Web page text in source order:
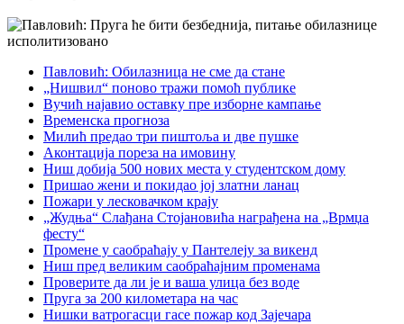
Павловић: Обилазница не сме да стане
„Нишвил“ поново тражи помоћ публике
Вучић најавио оставку пре изборне кампање
Временска прогноза
Милић предао три пиштоља и две пушке
Аконтација пореза на имовину
Ниш добија 500 нових места у студентском дому
Пришао жени и покидао јој златни ланац
Пожари у лесковачком крају
„Жудња“ Слађана Стојановића награђена на „Врмџа
фесту“
Промене у саобраћају у Пантелеју за викенд
Ниш пред великим саобраћајним променама
Проверите да ли је и ваша улица без воде
Пруга за 200 километара на час
Нишки ватрогасци гасе пожар код Зајечара